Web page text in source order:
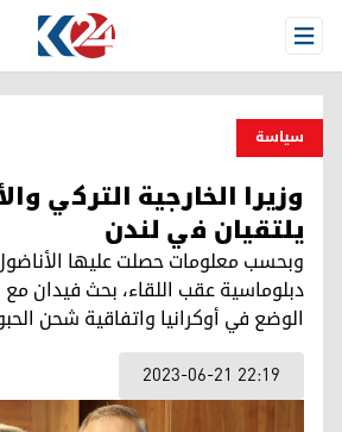
Open Menu
سیاسة
وزيرا الخارجية التركي
يلتقيان في لندن
وبحسب معلومات حصلت عليها
دبلوماسية عقب اللقاء، بحث فيدان مع
الوضع في أوكرانيا واتفاقية شحن
2023-06-21 22:19